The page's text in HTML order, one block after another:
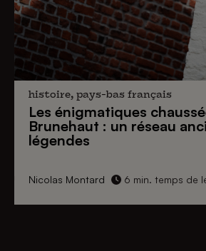
histoire, pays-bas français
Les énigmatiques
Brunehaut : un réseau
légendes
Nicolas Montard 6 min. temps de